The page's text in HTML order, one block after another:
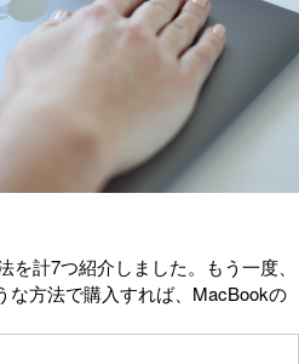
計7つ紹介しました。もう一度、
な方法で購入すれば、MacBookの